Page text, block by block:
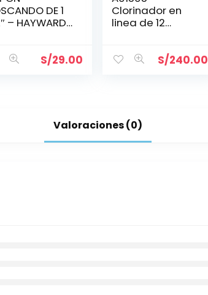
DE 1
– HAYWARD
S/29.00
Clorinador en
linea de 12
S/240.00
Valoraciones (0)